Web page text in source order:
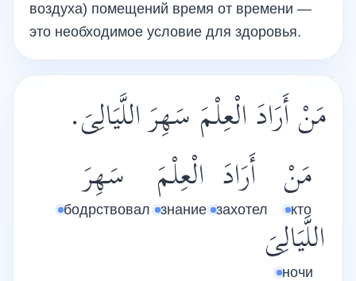
воздуха) помещений время от времени —
это необходимое условие для здоровья.
مَنْ أَرَادَ الْعِلْمَ سَهِرَ اللَّيَالِىَ.
مَنْ
кто
أَرَادَ
захотел
الْعِلْمَ
знание
سَهِرَ
бодрствовал
اللَّيَالِىَ
ночи